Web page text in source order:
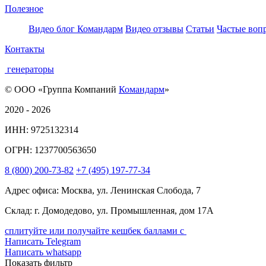
Полезное
Видео блог Командарм Видео отзывы Статьи Частые
Контакты
генераторы
© ООО «Группа Компаний Командарм»
2020 - 2026
ИНН: 9725132314
ОГРН: 1237700563650
8 (800) 200-73-82 +7 (495) 197-77-34
Адрес офиса: Москва, ул. Ленинская Слобода, 7
Склад: г. Домодедово, ул. Промышленная, дом 17А
сплитуйте или получайте кешбек баллами с
Написать Telegram
Написать whatsapp
Показать фильтр